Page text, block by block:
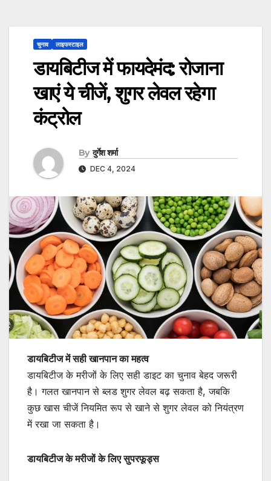
चुनाव लाइफस्टाइल
डायबिटीज में फायदेमंद: रोजाना
खाएं ये चीजें, शुगर लेवल रहेगा
कंट्रोल
By दुर्गेश शर्मा
DEC 4, 2024
डायबिटीज में सही खानपान का महत्व
डायबिटीज के मरीजों के लिए सही डाइट का चुनाव बेहद जरूरी
है। गलत खानपान से ब्लड शुगर लेवल बढ़ सकता है, जबकि
कुछ खास चीजें नियमित रूप से खाने से शुगर लेवल को नियंत्रण
में रखा जा सकता है।
डायबिटीज के मरीजों के लिए सुपरफूड्स